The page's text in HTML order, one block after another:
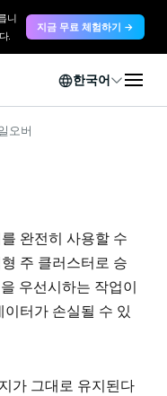
니
.
지금 무료 체험하기 →
한국어
오버
완전히 사용할 수
주 클러스터로 승
우선시하는 작업이
터가 손실될 수 있
가 그대로 유지된다